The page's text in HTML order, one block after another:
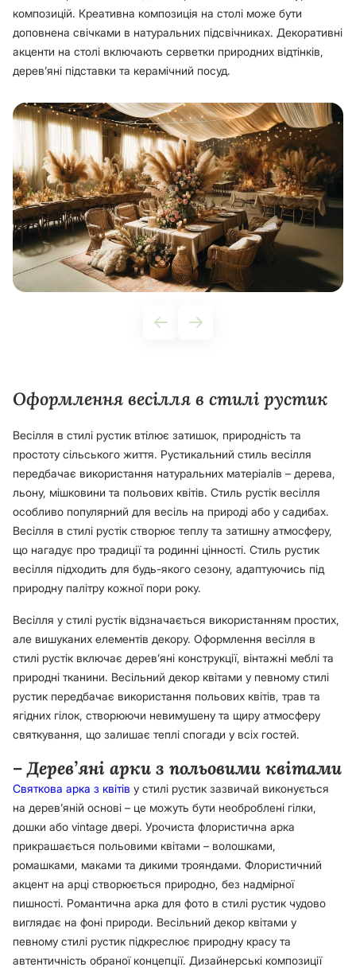
композицій. Креативна композиція на столі може бути
доповнена свічками в натуральних підсвічниках. Декоративні
акценти на столі включають серветки природних відтінків,
дерев’яні підставки та керамічний посуд.
Оформлення весілля в стилі рустик
Весілля в стилі рустик втілює затишок, природність та
простоту сільського життя. Рустикальний стиль весілля
передбачає використання натуральних матеріалів – дерева,
льону, мішковини та польових квітів. Стиль рустік весілля
особливо популярний для весіль на природі або у садибах.
Весілля в стилі рустік створює теплу та затишну атмосферу,
що нагадує про традиції та родинні цінності. Стиль рустик
весілля підходить для будь-якого сезону, адаптуючись під
природну палітру кожної пори року.
Весілля у стилі рустік відзначається використанням простих,
але вишуканих елементів декору. Оформлення весілля в
стилі рустік включає дерев’яні конструкції, вінтажні меблі та
природні тканини. Весільний декор квітами у певному стилі
рустик передбачає використання польових квітів, трав та
ягідних гілок, створюючи невимушену та щиру атмосферу
святкування, що залишає теплі спогади у всіх гостей.
– Дерев’яні арки з польовими квітами
Святкова арка з квітів у стилі рустик зазвичай виконується
на дерев’яній основі – це можуть бути необроблені гілки,
дошки або vintage двері. Урочиста флористична арка
прикрашається польовими квітами – волошками,
ромашками, маками та дикими трояндами. Флористичний
акцент на арці створюється природно, без надмірної
пишності. Романтична арка для фото в стилі рустик чудово
виглядає на фоні природи. Весільний декор квітами у
певному стилі рустик підкреслює природну красу та
автентичність обраної концепції. Дизайнерські композиції